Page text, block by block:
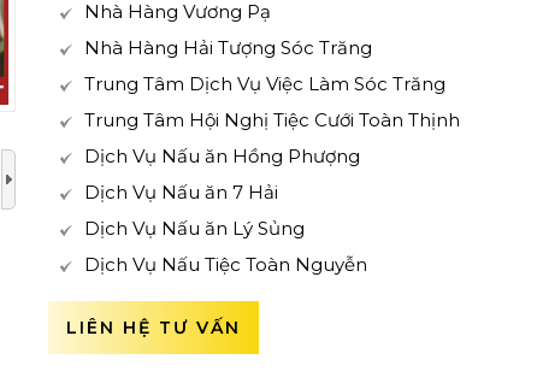
Nhà Hàng Vương Pạ
Nhà Hàng Hải Tượng Sóc Trăng
Trung Tâm Dịch Vụ Việc Làm Sóc Trăng
Trung Tâm Hội Nghị Tiệc Cưới Toàn Thịnh
Dịch Vụ Nấu ăn Hồng Phượng
Dịch Vụ Nấu ăn 7 Hải
Dịch Vụ Nấu ăn Lý Sủng
Dịch Vụ Nấu Tiệc Toàn Nguyễn
LIÊN HỆ TƯ VẤN